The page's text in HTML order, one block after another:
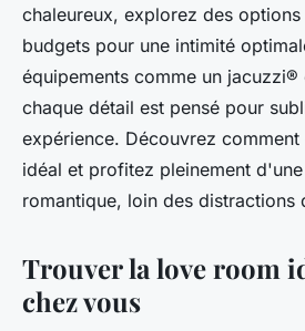
chaleureux, explorez des
budgets pour une intimité
équipements comme un jacuzzi®
chaque détail est pensé pour
expérience. Découvrez
idéal et profitez pleinement
romantique, loin des distractions
Trouver la love room
chez vous